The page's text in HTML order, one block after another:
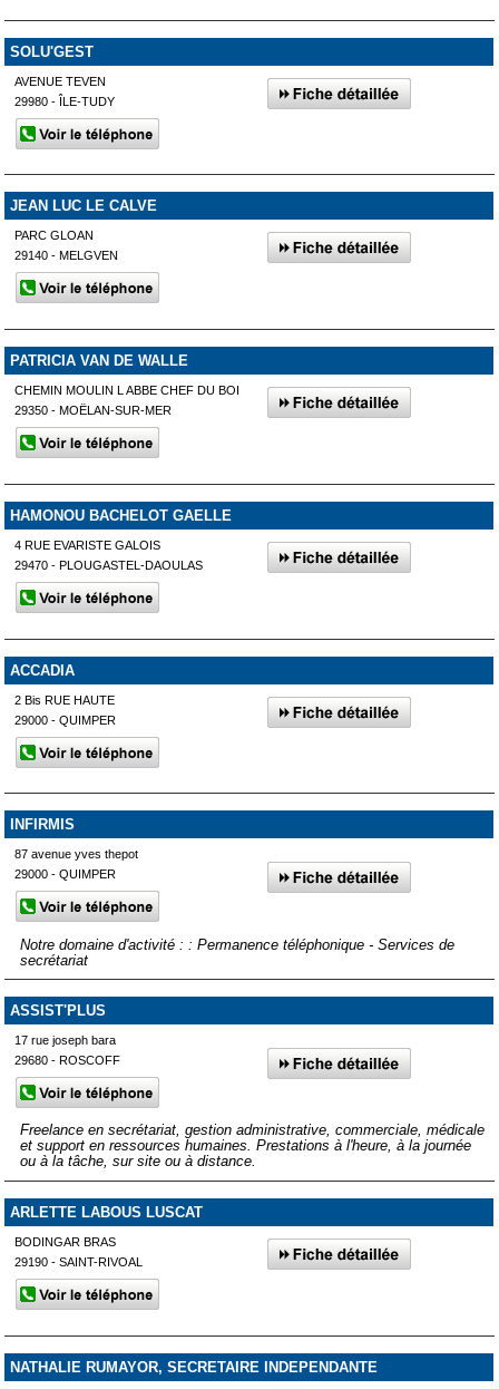
SOLU'GEST
AVENUE TEVEN
29980 - ÎLE-TUDY
JEAN LUC LE CALVE
PARC GLOAN
29140 - MELGVEN
PATRICIA VAN DE WALLE
CHEMIN MOULIN L ABBE CHEF DU BOI
29350 - MOËLAN-SUR-MER
HAMONOU BACHELOT GAELLE
4 RUE EVARISTE GALOIS
29470 - PLOUGASTEL-DAOULAS
ACCADIA
2 Bis RUE HAUTE
29000 - QUIMPER
INFIRMIS
87 avenue yves thepot
29000 - QUIMPER
Notre domaine d'activité : : Permanence téléphonique - Services de
secrétariat
ASSIST'PLUS
17 rue joseph bara
29680 - ROSCOFF
Freelance en secrétariat, gestion administrative, commerciale, médicale
et support en ressources humaines. Prestations à l'heure, à la journée
ou à la tâche, sur site ou à distance.
ARLETTE LABOUS LUSCAT
BODINGAR BRAS
29190 - SAINT-RIVOAL
NATHALIE RUMAYOR, SECRETAIRE INDEPENDANTE